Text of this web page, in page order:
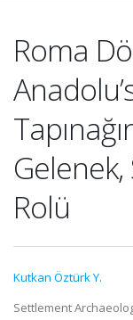
Roma
Rolü
Kutkan Öztürk Y.
Settlement